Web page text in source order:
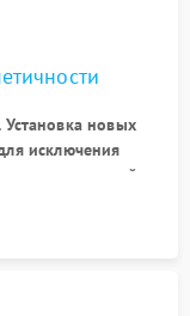
новых
исключения
гидравлической
поплавка.